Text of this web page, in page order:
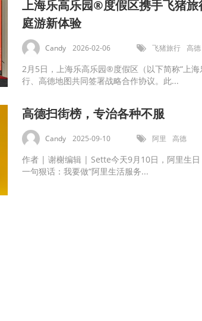
上海乐高乐园®️度假区携手飞猪旅
庭游新体验
Candy 2026-02-06 飞猪旅行 高德
2月5日，上海乐高乐园®️度假区（以下简称“上
行、高德地图共同签署战略合作协议。此...
高德扫街榜，专治各种不服
Candy 2025-09-10 阿里 高德
作者 | 谢榭编辑 | Sette今天9月10日，阿里生
一句狠话：我要做“阿里生活服务...